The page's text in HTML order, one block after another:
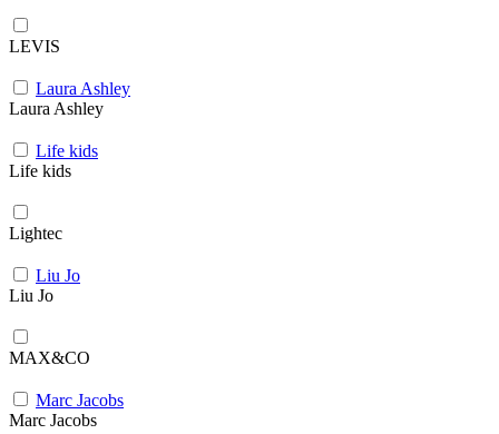
LEVIS
Laura Ashley
Laura Ashley
Life kids
Life kids
Lightec
Liu Jo
Liu Jo
MAX&CO
Marc Jacobs
Marc Jacobs